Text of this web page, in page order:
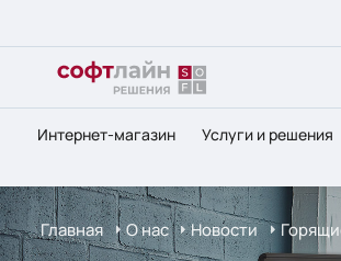
Интернет-магазин Услуги и решения
Главная О нас Новости